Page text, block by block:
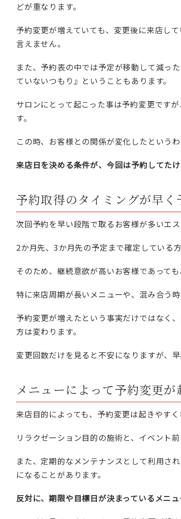
どが重なります。
予約変更が増えていても、変更後に来店し
言えません。
また、予約表の中では予定が移動して減っ
ていないつもり』ということもあります。
サロンにとって起こった事は予約変更です
す。
この時、お客様との関係が変化したという
来店日を決める条件が、今回は予約してた
予約取得のタイミングが早
次回予約を早い段階で取るお客様が多いエ
2か月先、3か月先の予定まで確定している
そのため、継続意欲が高いお客様であって
特に来店周期が長いメニューや、混み合う
予約変更が増えたという事実だけではなく
方は変わります。
変更回数だけを見ると不安になりますが、
メニューによって予約変更が
来店目的によっても、予約変更は起きやすく
リラクゼーション目的の施術と、イベント
また、定期的なメンテナンスとして利用さ
になることがあります。
反対に、期限や目標日が決まっているメニ